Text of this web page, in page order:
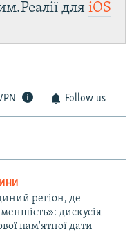
для iOS
Follow us
регіон, де
дискусія
пам'ятної дати